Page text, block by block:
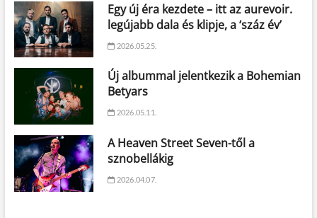
Egy új éra kezdete – itt az aurevoir.
legújabb dala és klipje, a ‘száz év’
2026.05.25.
Új albummal jelentkezik a Bohemian
Betyars
2026.05.11.
A Heaven Street Seven-től a
sznobellákig
2026.04.07.